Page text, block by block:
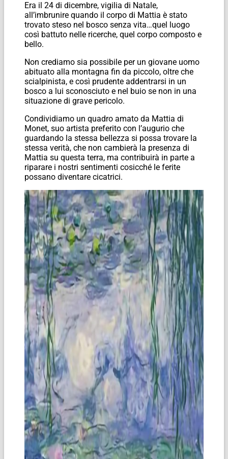
Era il 24 di dicembre, vigilia di Natale,
all’imbrunire quando il corpo di Mattia è stato
trovato steso nel bosco senza vita…quel luogo
così battuto nelle ricerche, quel corpo composto e
bello.
Non crediamo sia possibile per un giovane uomo
abituato alla montagna fin da piccolo, oltre che
scialpinista, e così prudente addentrarsi in un
bosco a lui sconosciuto e nel buio se non in una
situazione di grave pericolo.
Condividiamo un quadro amato da Mattia di
Monet, suo artista preferito con l’augurio che
guardando la stessa bellezza si possa trovare la
stessa verità, che non cambierà la presenza di
Mattia su questa terra, ma contribuirà in parte a
riparare i nostri sentimenti cosicché le ferite
possano diventare cicatrici.